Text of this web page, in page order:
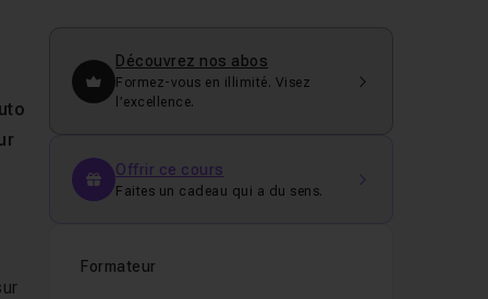
Découvrez nos abos
Formez-vous en illimité. Visez
l’excellence.
Offrir ce cours
Faites un cadeau qui a du sens.
Formateur